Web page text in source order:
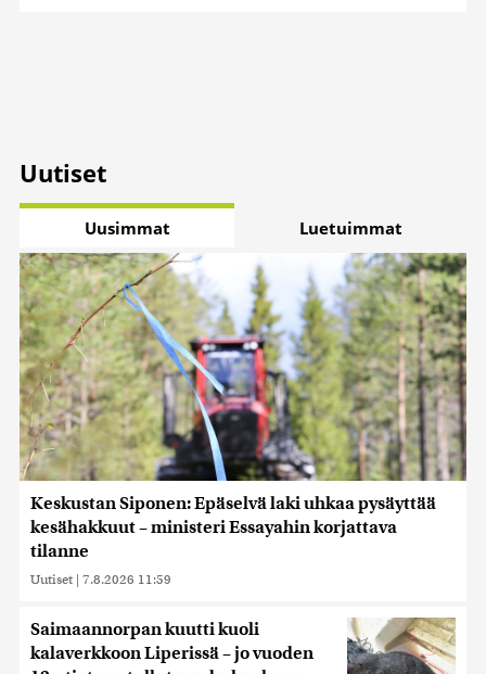
Uutiset
Uusimmat Luetuimmat
Keskustan Siponen: Epäselvä laki uhkaa pysäyttää
kesähakkuut – ministeri Essayahin korjattava
tilanne
Uutiset | 7.8.2026 11:59
Saimaannorpan kuutti kuoli
kalaverkkoon Liperissä – jo vuoden